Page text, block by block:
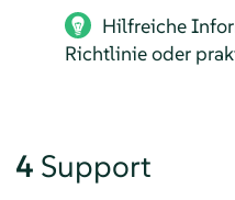
Hilfreiche
Richtlinie oder
4 Support